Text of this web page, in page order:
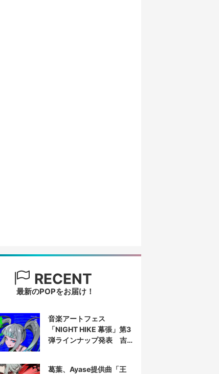
RECENT
最新のPOPをお届け！
音楽アートフェス
「NIGHT HIKE 幕張」第3
弾ラインナップ発表 吉
葛葉、Ayase提供曲「王